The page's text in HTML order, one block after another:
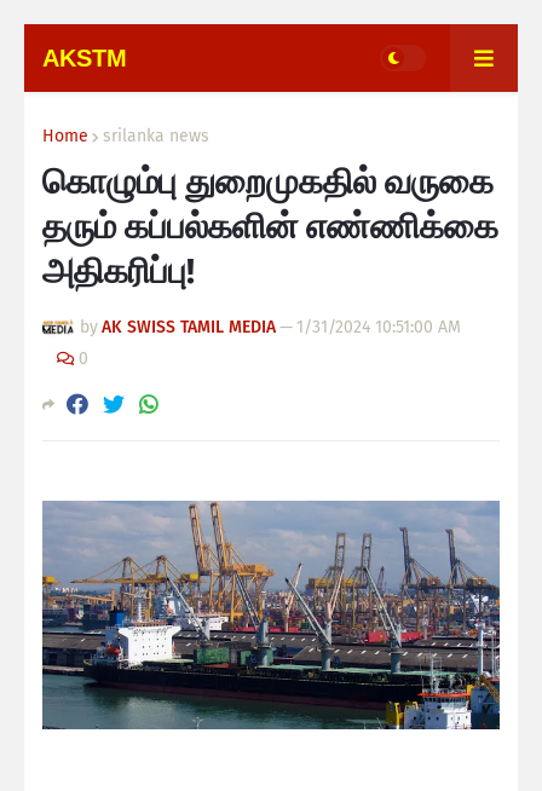
AKSTM
Home srilanka news
கொழும்பு துறைமுகதில் வருகை
தரும் கப்பல்களின் எண்ணிக்கை
அதிகரிப்பு!
byAK SWISS TAMIL MEDIA— 1/31/2024 10:51:00 AM
0